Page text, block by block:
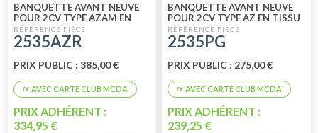
BANQUETTE AVANT NEUVE
POUR 2CV TYPE AZAM EN
TISSU ROUGE DIAMANTÉ
2535AZR
PRIX PUBLIC : 385,00 €
PRIX ADHÉRENT :
334,95 €
BANQUETTE AVANT NEUVE
POUR 2CV TYPE AZ EN TISSU
PRINCE DE GALLES
2535PG
PRIX PUBLIC : 275,00 €
PRIX ADHÉRENT :
239,25 €